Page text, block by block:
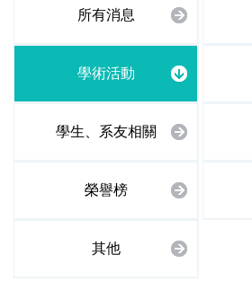
所有消息
學術活動
學生、系友相關
榮譽榜
其他